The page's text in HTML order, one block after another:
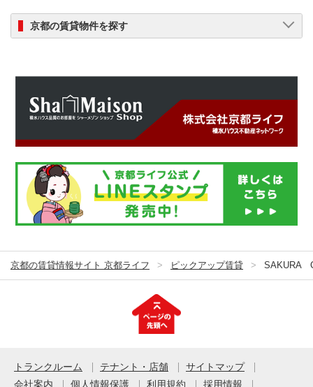
京都の賃貸物件を探す
京都の賃貸情報サイト 京都ライフ ピックアップ賃貸 SAKURA
トランクルーム テナント・店舗
サイトマップ
会社案内
個人情報保護 利用規約 採用情報